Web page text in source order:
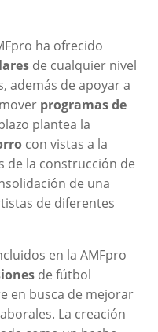
ha ofrecido
de cualquier nivel
además de apoyar a
programas de
plantea la
con vistas a la
de la construcción de
de una
de diferentes
en la AMFpro
de fútbol
en busca de mejorar
La creación